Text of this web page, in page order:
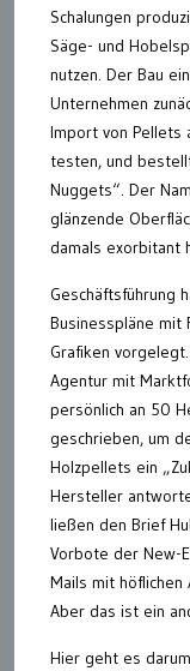
Schalungen
Säge- und
nutzen. Der Bau
Unternehmen
Import von Pellets
testen, und
Nuggets“. Der
glänzende
damals exorbitant
Geschäftsführung
Businesspläne mit
Grafiken
Agentur mit
persönlich an 50
geschrieben, um
Holzpellets ein
Hersteller
ließen den Brief
Vorbote der New-
Mails mit höflichen
Aber das ist ein
Hier geht es